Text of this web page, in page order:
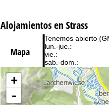
Tenemos abierto
lun.-jue.:
vie.:
sab.-dom.:
Alojamientos en Strass
Mapa
+
-